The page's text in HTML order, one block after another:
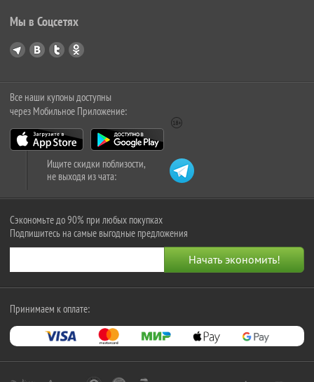
Мы в Соцсетях
Все наши купоны доступны
через Мобильное Приложение:
Ищите скидки поблизости,
не выходя из чата:
Сэкономьте до 90% при любых покупках
Подпишитесь на самые выгодные предложения
Принимаем к оплате: